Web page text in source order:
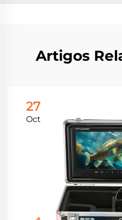
Artigos
27
Oct